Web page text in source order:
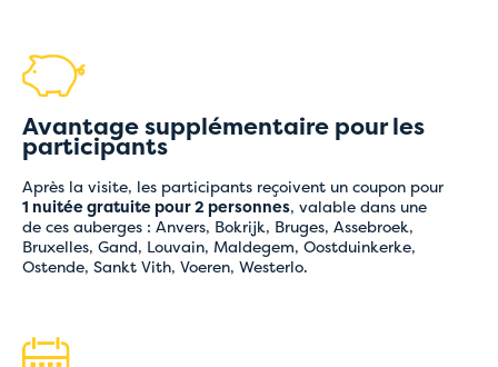
Avantage supplémentaire pour les
participants
Après la visite, les participants reçoivent un coupon pour
1 nuitée gratuite pour 2 personnes, valable dans une
de ces auberges : Anvers, Bokrijk, Bruges, Assebroek,
Bruxelles, Gand, Louvain, Maldegem, Oostduinkerke,
Ostende, Sankt Vith, Voeren, Westerlo.